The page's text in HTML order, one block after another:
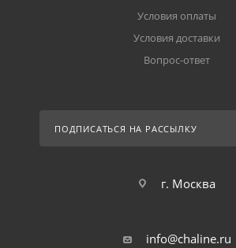
Условия оплаты
Условия доставки
Вопрос-ответ
ПОДПИСАТЬСЯ НА РАССЫЛКУ
г. Москва
info@chaline.ru